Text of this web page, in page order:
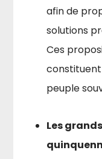
afin de
solutions
Ces
peuple
Les